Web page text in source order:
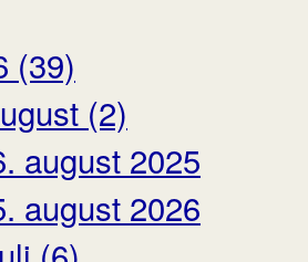
(39)
(2)
august 2025
august 2026